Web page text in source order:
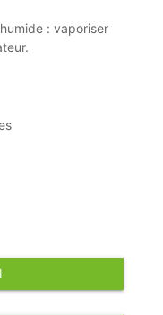
: vaporiser